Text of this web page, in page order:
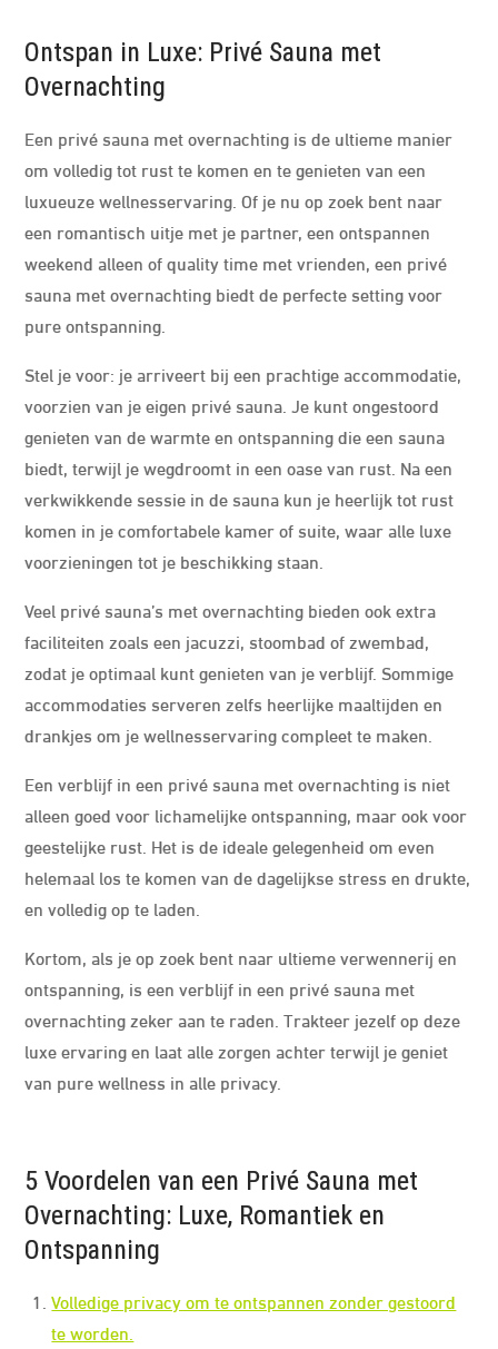
Ontspan in Luxe: Privé Sauna met
Overnachting
Een privé sauna met overnachting is de ultieme manier
om volledig tot rust te komen en te genieten van een
luxueuze wellnesservaring. Of je nu op zoek bent naar
een romantisch uitje met je partner, een ontspannen
weekend alleen of quality time met vrienden, een privé
sauna met overnachting biedt de perfecte setting voor
pure ontspanning.
Stel je voor: je arriveert bij een prachtige accommodatie,
voorzien van je eigen privé sauna. Je kunt ongestoord
genieten van de warmte en ontspanning die een sauna
biedt, terwijl je wegdroomt in een oase van rust. Na een
verkwikkende sessie in de sauna kun je heerlijk tot rust
komen in je comfortabele kamer of suite, waar alle luxe
voorzieningen tot je beschikking staan.
Veel privé sauna’s met overnachting bieden ook extra
faciliteiten zoals een jacuzzi, stoombad of zwembad,
zodat je optimaal kunt genieten van je verblijf. Sommige
accommodaties serveren zelfs heerlijke maaltijden en
drankjes om je wellnesservaring compleet te maken.
Een verblijf in een privé sauna met overnachting is niet
alleen goed voor lichamelijke ontspanning, maar ook voor
geestelijke rust. Het is de ideale gelegenheid om even
helemaal los te komen van de dagelijkse stress en drukte,
en volledig op te laden.
Kortom, als je op zoek bent naar ultieme verwennerij en
ontspanning, is een verblijf in een privé sauna met
overnachting zeker aan te raden. Trakteer jezelf op deze
luxe ervaring en laat alle zorgen achter terwijl je geniet
van pure wellness in alle privacy.
5 Voordelen van een Privé Sauna met
Overnachting: Luxe, Romantiek en
Ontspanning
Volledige privacy om te ontspannen zonder gestoord
te worden.